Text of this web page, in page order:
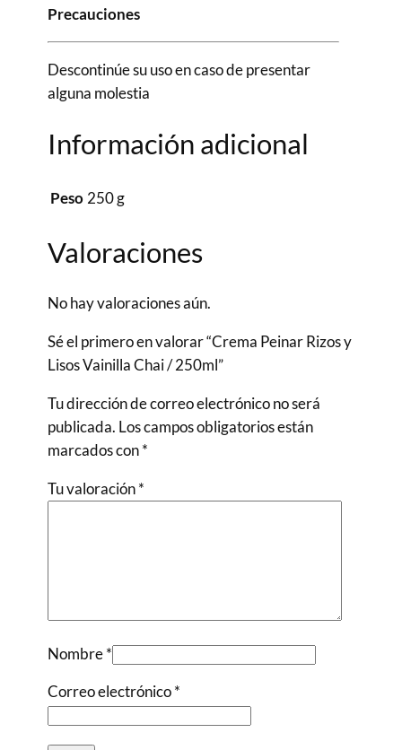
Precauciones
Descontinúe su uso en caso de presentar
alguna molestia
Información adicional
Peso 250 g
Valoraciones
No hay valoraciones aún.
Sé el primero en valorar “Crema Peinar Rizos y
Lisos Vainilla Chai / 250ml”
Tu dirección de correo electrónico no será
publicada. Los campos obligatorios están
marcados con*
Tu valoración*
Nombre*
Correo electrónico*